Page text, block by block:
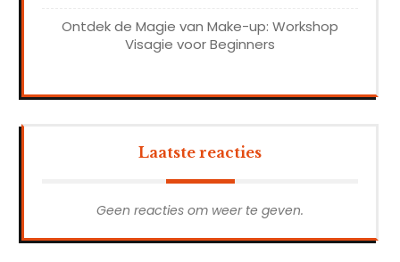
Ontdek de Magie van Make-up: Workshop
Visagie voor Beginners
Laatste reacties
Geen reacties om weer te geven.